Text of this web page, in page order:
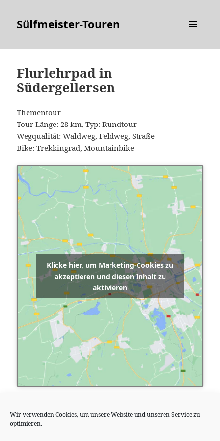
Wir verwenden Cookies, um unsere Website und unseren Service zu
optimieren.
Sülfmeister-Touren
Flurlehrpad in
Südergellersen
Thementour
Tour Länge: 28 km, Typ: Rundtour
Wegqualität: Waldweg, Feldweg, Straße
Bike: Trekkingrad, Mountainbike
Klicke hier, um Marketing-Cookies zu
akzeptieren und diesen Inhalt zu
aktivieren
Datei herunterladen